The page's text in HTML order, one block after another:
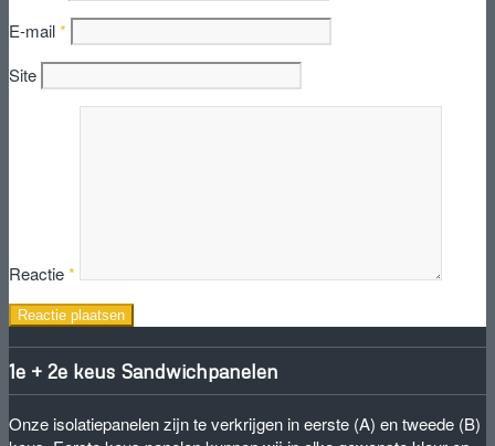
E-mail*
Site
Reactie*
1e + 2e keus Sandwichpanelen
Onze isolatiepanelen zijn te verkrijgen in eerste (A) en tweede (B)